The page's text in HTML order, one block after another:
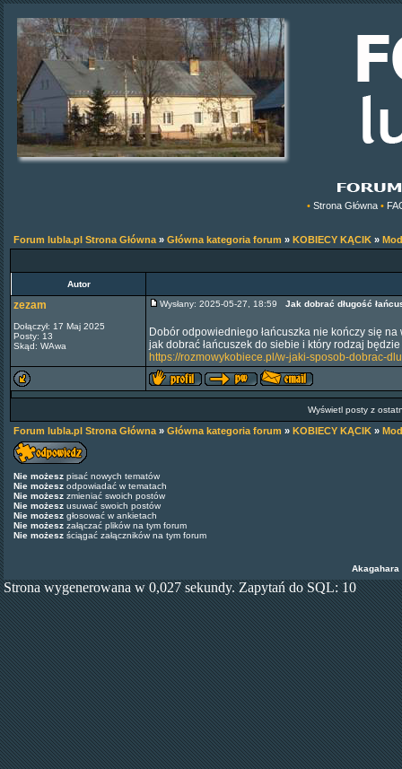
• Strona Główna •
Forum lubla.pl Strona Główna » Główna kategoria forum » KOBIECY KĄCIK »
Autor
zezam
Dołączył: 17 Maj 2025
Posty: 13
Skąd: WAwa
Wysłany: 2025-05-27, 18:59 Jak dobrać długość
Dobór odpowiedniego łańcuszka nie kończy się
jak dobrać łańcuszek do siebie i który rodzaj
https://rozmowykobiece.pl/w-jaki-sposob-dobrac-
Wyświetl posty z
Forum lubla.pl Strona Główna » Główna kategoria forum » KOBIECY KĄCIK »
Nie możesz pisać nowych tematów
Nie możesz odpowiadać w tematach
Nie możesz zmieniać swoich postów
Nie możesz usuwać swoich postów
Nie możesz głosować w ankietach
Nie możesz załączać plików na tym forum
Nie możesz ściągać załączników na tym forum
Akagahara
Strona wygenerowana w 0,027 sekundy. Zapytań do SQL: 10